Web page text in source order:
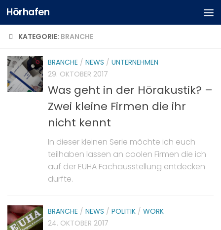
Hörhafen
KATEGORIE: BRANCHE
BRANCHE / NEWS / UNTERNEHMEN
29. OKTOBER 2017
Was geht in der Hörakustik? –
Zwei kleine Firmen die ihr
nicht kennt
In dieser kleinen Serie möchte ich euch
teilhaben lassen an coolen Firmen die ich
auf der EUHA Fachausstellung entdecken
durfte.
BRANCHE / NEWS / POLITIK / WORK
24. OKTOBER 2017